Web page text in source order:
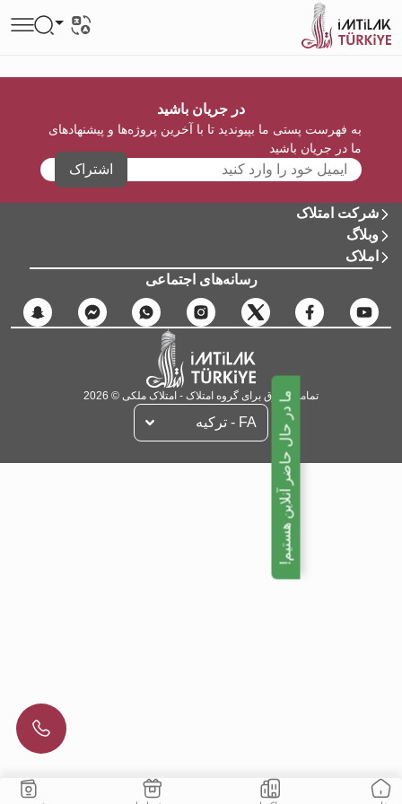
در جریان باشید
به فهرست پستی ما بپیوندید تا با آخرین پروژه‌ها و پیشنهادهای
ما در جریان باشید
اشتراک
شرکت امتلاک
وبلاگ
املاک
رسانه‌های اجتماعی
تمامی حقوق برای گروه امتلاک - امتلاک ملکی © 2026
FA - تركيه ما در حال حاضر آنلاین هستیم!